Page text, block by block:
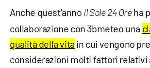
Anche quest'anno Il Sole 24 Oreha
collaborazione con 3bmeteo una
qualità della vita in cui vengono
considerazioni molti fattori relativi